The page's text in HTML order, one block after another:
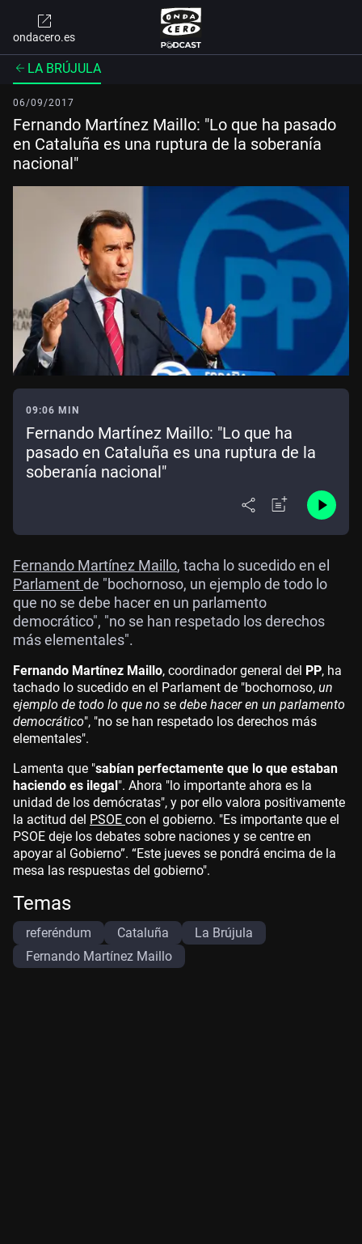
ondacero.es
LA BRÚJULA
06/09/2017
Fernando Martínez Maillo: "Lo que ha pasado
en Cataluña es una ruptura de la soberanía
nacional"
09:06 MIN
Fernando Martínez Maillo: "Lo que ha
pasado en Cataluña es una ruptura de la
soberanía nacional"
Fernando Martínez Maillo, tacha lo sucedido en el
Parlamentde "bochornoso, un ejemplo de todo lo
que no se debe hacer en un parlamento
democrático", "no se han respetado los derechos
más elementales".
Fernando Martínez Maillo, coordinador general del PP, ha
tachado lo sucedido en el Parlament de "bochornoso, un
ejemplo de todo lo que no se debe hacer en un parlamento
democrático", "no se han respetado los derechos más
elementales".
Lamenta que "sabían perfectamente que lo que estaban
haciendo es ilegal". Ahora "lo importante ahora es la
unidad de los demócratas", y por ello valora positivamente
la actitud del PSOE con el gobierno. "Es importante que el
PSOE deje los debates sobre naciones y se centre en
apoyar al Gobierno”. “Este jueves se pondrá encima de la
mesa las respuestas del gobierno".
Temas
referéndum Cataluña
La Brújula
Fernando Martínez Maillo